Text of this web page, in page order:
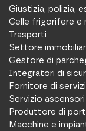
Giustizia, polizia,
Celle frigorifere e
Trasporti
Settore
Gestore di
Integratori di
Fornitore di
Servizio ascensori
Produttore di
Macchine e